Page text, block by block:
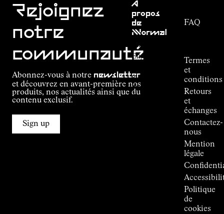
Rejoignez
notre
communauté
Abonnez-vous à notre newsletter
et découvrez en avant-première nos
produits, nos actualités ainsi que du
contenu exclusif.
Sign up
À
propos
de
NNormal
Mission
Engagement
guide
Alpine
Connections
FAQ
Termes
et
conditions
Retours
et
échanges
Contactez-
nous
Mention
légale
Politique
de
cookies